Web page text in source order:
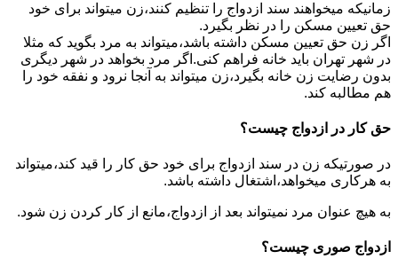
زمانیکه میخواهند سند ازدواج را تنظیم کنند،زن میتواند برای خود
حق تعیین مسکن را در نظر بگیرد.
اگر زن حق تعیین مسکن داشته باشد،میتواند به مرد بگوید که مثلا
در شهر تهران باید خانه فراهم کنی.اگر مرد بخواهد در شهر دیگری
بدون رضایت زن خانه بگیرد،زن میتواند به آنجا نرود و نفقه خود را
هم مطالبه کند.
حق کار در ازدواج چیست؟
در صورتیکه زن در سند ازدواج برای خود حق کار را قید کند،میتواند
به هرکاری میخواهد،اشتغال داشته باشد.
به هیچ عنوان مرد نمیتواند بعد از ازدواج،مانع از کار کردن زن شود.
ازدواج صوری چیست؟